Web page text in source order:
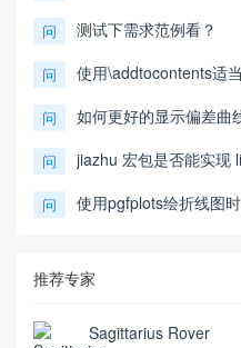
问 测试下需求范例看？
问 使用\addtocontents适
问 如何更好的显示偏差曲
问 jiazhu 宏包是否能实现
问 使用pgfplots绘折线图
推荐专家
Sagittarius Rover